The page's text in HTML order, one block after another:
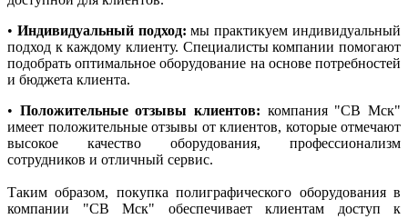
• Индивидуальный подход: мы практикуем индивидуальный
подход к каждому клиенту. Специалисты компании помогают
подобрать оптимальное оборудование на основе потребностей
и бюджета клиента.
• Положительные отзывы клиентов: компания "СВ Мск"
имеет положительные отзывы от клиентов, которые отмечают
высокое качество оборудования, профессионализм
сотрудников и отличный сервис.
Таким образом, покупка полиграфического оборудования в
компании "СВ Мск" обеспечивает клиентам доступ к